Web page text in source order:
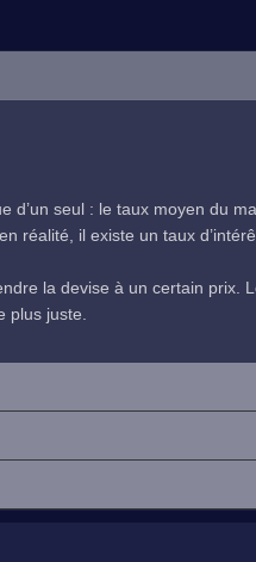
d’un seul : le taux moyen du
il existe un taux
la devise à un certain prix.
plus juste.